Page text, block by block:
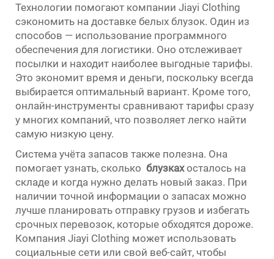
Технологии помогают компании Jiayi Clothing
сэкономить на доставке белых блузок. Один из
способов — использование программного
обеспечения для логистики. Оно отслеживает
посылки и находит наиболее выгодные тарифы.
Это экономит время и деньги, поскольку всегда
выбирается оптимальный вариант. Кроме того,
онлайн-инструменты сравнивают тарифы сразу
у многих компаний, что позволяет легко найти
самую низкую цену.
Система учёта запасов также полезна. Она
помогает узнать, сколько блузкахосталось на
складе и когда нужно делать новый заказ. При
наличии точной информации о запасах можно
лучше планировать отправку грузов и избегать
срочных перевозок, которые обходятся дороже.
Компания Jiayi Clothing может использовать
социальные сети или свой веб-сайт, чтобы